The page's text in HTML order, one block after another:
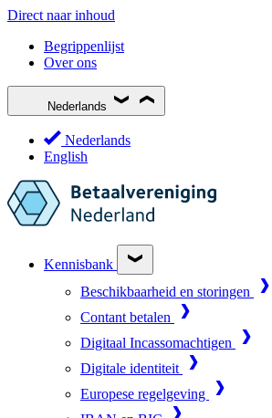
Direct naar inhoud
Begrippenlijst
Over ons
Nederlands
Nederlands
English
Kennisbank
Beschikbaarheid en storingen
Contant betalen
Digitaal Incassomachtigen
Digitale identiteit
Europese regelgeving